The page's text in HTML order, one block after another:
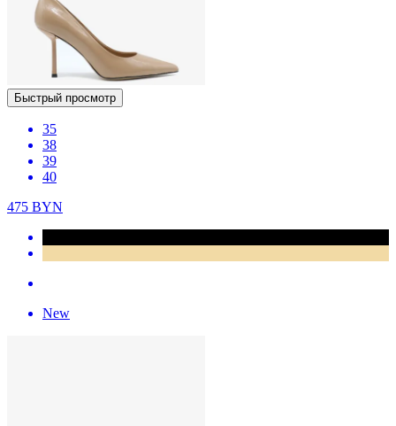
Быстрый просмотр
35
38
39
40
475 BYN
New